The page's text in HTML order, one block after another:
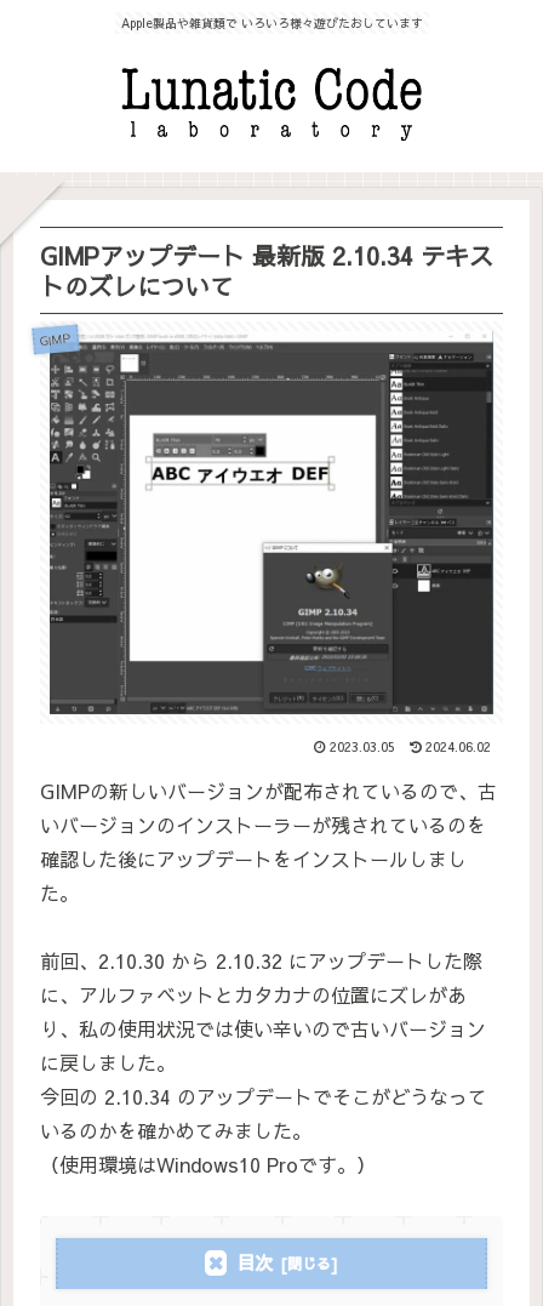
Apple製品や雑貨類で いろいろ様々遊びたおしています
GIMPアップデート 最新版 2.10.34 テキス
トのズレについて
GIMP
2023.03.05 2024.06.02
GIMPの新しいバージョンが配布されているので、古
いバージョンのインストーラーが残されているのを
確認した後にアップデートをインストールしまし
た。
前回、2.10.30 から 2.10.32 にアップデートした際
に、アルファベットとカタカナの位置にズレがあ
り、私の使用状況では使い辛いので古いバージョン
に戻しました。
今回の 2.10.34 のアップデートでそこがどうなって
いるのかを確かめてみました。
（使用環境はWindows10 Proです。）
目次